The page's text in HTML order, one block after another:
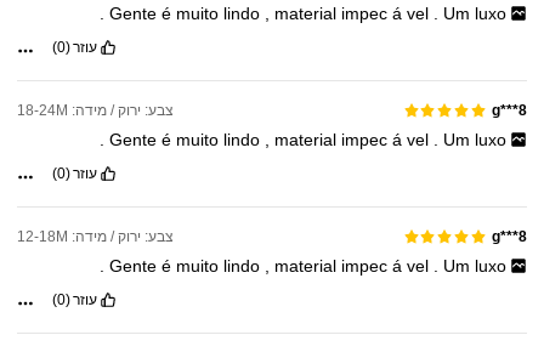
Genteé muito lindo material impecável Um luxo
עוזר(0)
g***8 צבע: ירוק / מידה: 18-24M
Genteé muito lindo material impecável Um luxo
עוזר(0)
g***8 צבע: ירוק / מידה: 12-18M
Genteé muito lindo material impecável Um luxo
עוזר(0)